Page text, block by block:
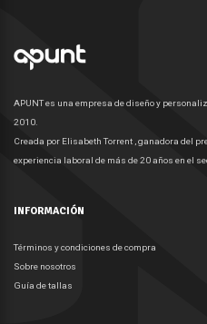
APUNT es una empresa de diseño y
2010.
Creada por Elisabeth Torrent , ganadora del
experiencia laboral de más de 20 años en el
INFORMACIÓN
Términos y condiciones de compra
Sobre nosotros
Guía de tallas